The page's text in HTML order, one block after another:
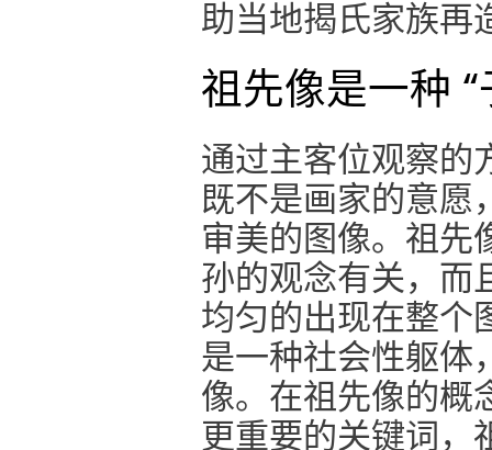
助当地揭氏家族再
祖先像是一种
通过主客位观察的
既不是画家的意愿
审美的图像。祖先
孙的观念有关，而
均匀的出现在整个
是一种社会性躯体
像。在祖先像的概
更重要的关键词，